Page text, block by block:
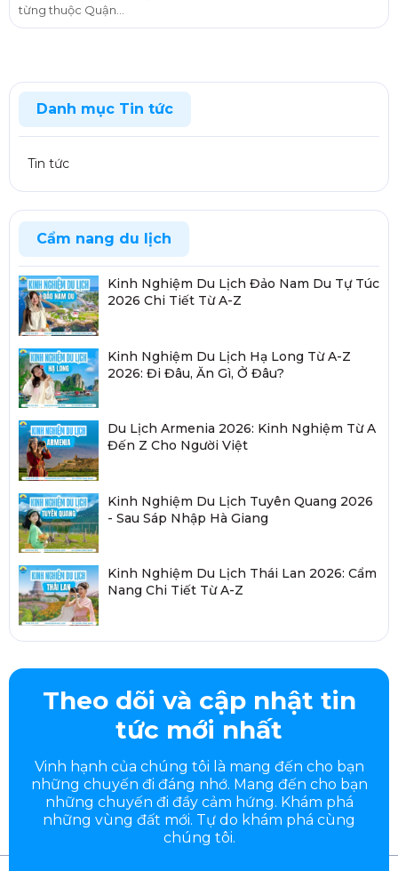
từng thuộc Quận...
Danh mục Tin tức
Tin tức
Cẩm nang du lịch
Kinh Nghiệm Du Lịch Đảo Nam Du Tự Túc
2026 Chi Tiết Từ A-Z
Kinh Nghiệm Du Lịch Hạ Long Từ A-Z
2026: Đi Đâu, Ăn Gì, Ở Đâu?
Du Lịch Armenia 2026: Kinh Nghiệm Từ A
Đến Z Cho Người Việt
Kinh Nghiệm Du Lịch Tuyên Quang 2026
- Sau Sáp Nhập Hà Giang
Kinh Nghiệm Du Lịch Thái Lan 2026: Cẩm
Nang Chi Tiết Từ A-Z
Theo dõi và cập nhật tin
tức mới nhất
Vinh hạnh của chúng tôi là mang đến cho bạn
những chuyến đi đáng nhớ. Mang đến cho bạn
những chuyến đi đầycảm hứng. Khám phá
những vùng đất mới. Tự do khám phá cùng
chúng tôi.